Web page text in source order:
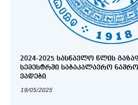
2024-2025 ᲡᲐᲡᲬᲐᲕᲚᲝ ᲬᲚᲘᲡ
ᲡᲔᲛᲔᲡᲢᲠᲨᲘ ᲡᲐᲑᲐᲙᲐᲚᲐᲕᲠᲝ
ᲕᲐᲓᲔᲑᲘ
19/05/2025